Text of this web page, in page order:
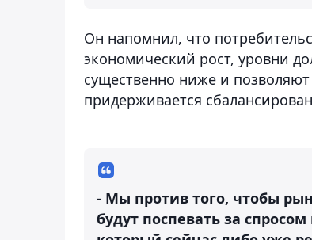
Он напомнил, что
экономический рост, уровни
существенно ниже и
придерживается
- Мы против того, чтобы
будут поспевать за